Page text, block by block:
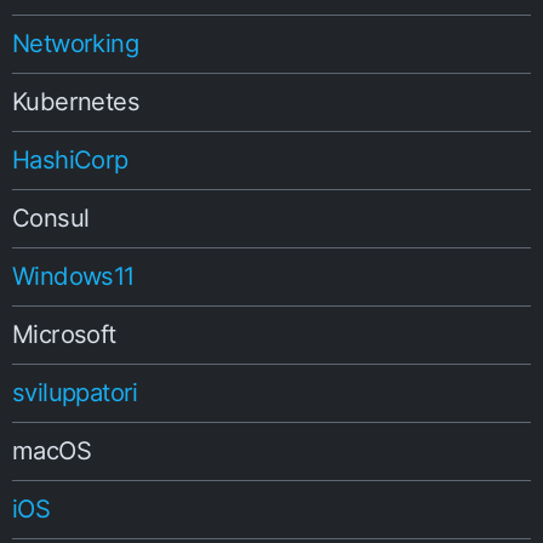
Networking
Kubernetes
HashiCorp
Consul
Windows11
Microsoft
sviluppatori
macOS
iOS